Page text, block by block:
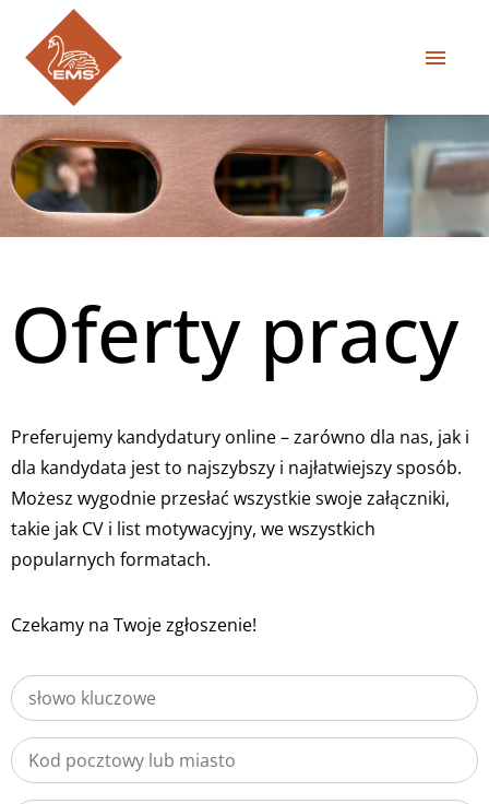
DE EN PL
PRACA I KSZTAŁCENIE
EMS-POWER.COM
Oferty pracy
Preferujemy kandydatury online – zarówno dla nas, jak i
dla kandydata jest to najszybszy i najłatwiejszy sposób.
Możesz wygodnie przesłać wszystkie swoje załączniki,
takie jak CV i list motywacyjny, we wszystkich
popularnych formatach.
Czekamy na Twoje zgłoszenie!